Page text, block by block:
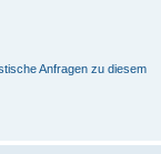
Anfragen zu diesem